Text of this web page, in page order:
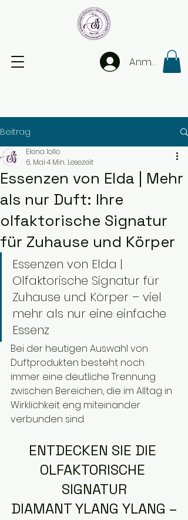
Anmelden
Beitrag
Essenzen von Elda | Mehr
als nur Duft: Ihre
olfaktorische Signatur
für Zuhause und Körper
Elena Iollo
6. Mai4 Min. Lesezeit
Essenzen von Elda |
Olfaktorische Signatur für
Zuhause und Körper – viel
mehr als nur eine einfache
Essenz
Bei der heutigen Auswahl von
Duftprodukten besteht noch
immer eine deutliche Trennung
zwischen Bereichen, die im Alltag in
Wirklichkeit eng miteinander
verbunden sind.
ENTDECKEN SIE DIE
OLFAKTORISCHE
SIGNATUR
DIAMANT YLANG YLANG –